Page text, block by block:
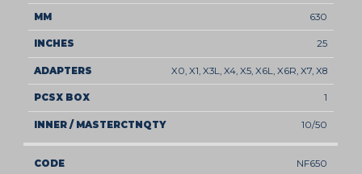
630
25
X0, X1, X3L, X4, X5, X6L, X6R, X7, X8
1
10/50
NF650